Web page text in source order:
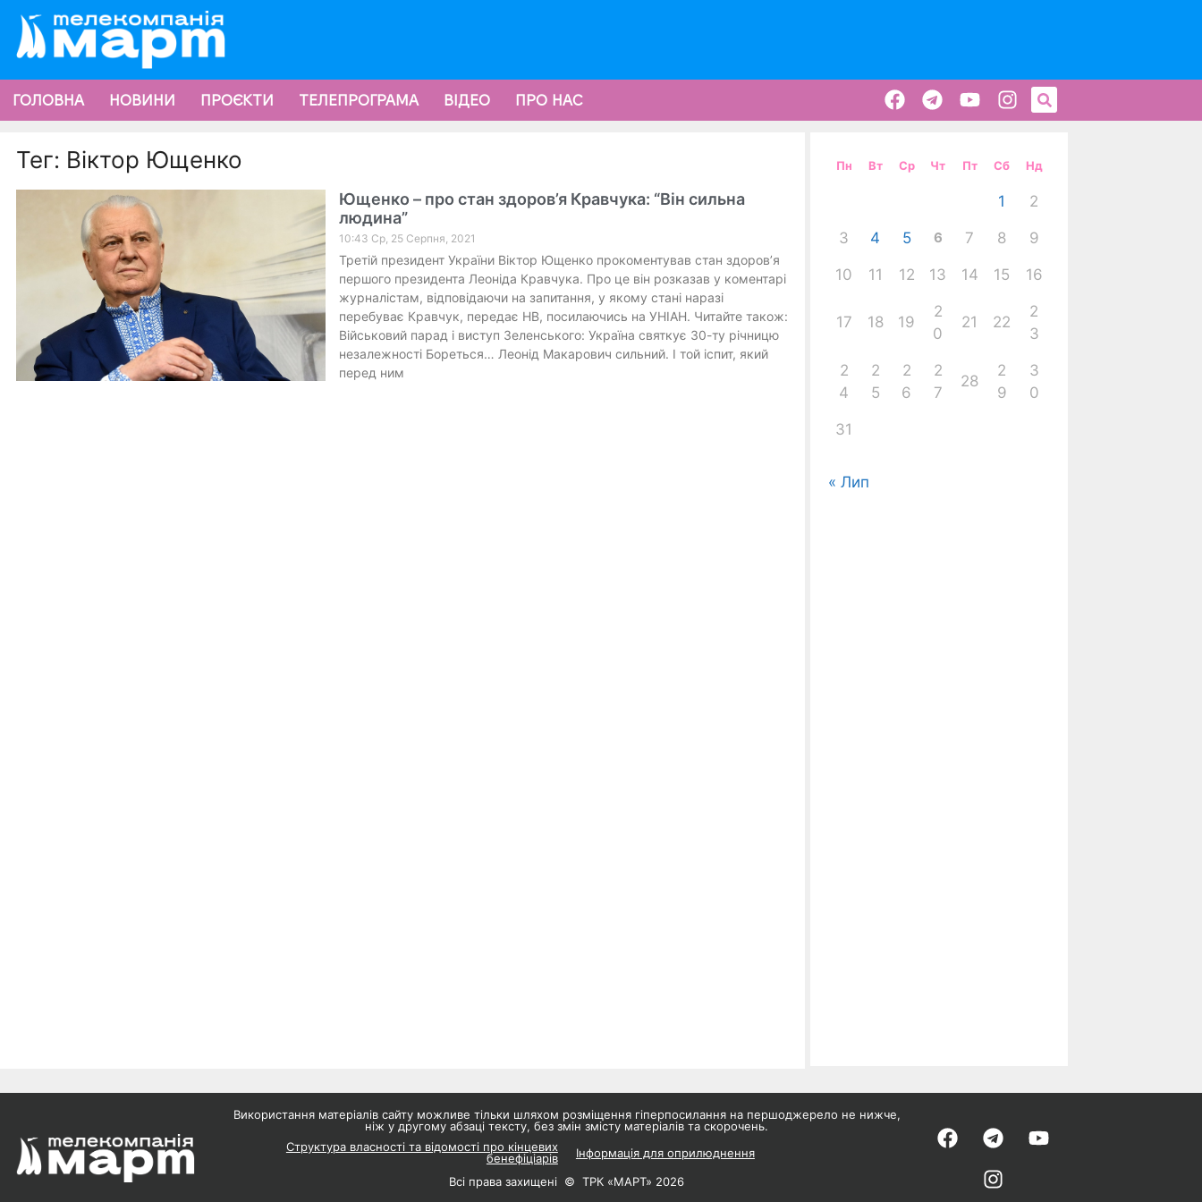
ГОЛОВНА НОВИНИ ПРОЄКТИ ТЕЛЕПРОГРАМА ВІДЕО ПРО НАС
Тег: Віктор Ющенко
Ющенко – про стан здоров’я Кравчука: “Він сильна
людина”
10:43 Ср, 25 Серпня, 2021
Третій президент України Віктор Ющенко прокоментував стан здоров’я
першого президента Леоніда Кравчука. Про це він розказав у коментарі
журналістам, відповідаючи на запитання, у якому стані наразі
перебуває Кравчук, передає НВ, посилаючись на УНІАН. Читайте також:
Військовий парад і виступ Зеленського: Україна святкує 30-ту річницю
незалежності Бореться… Леонід Макарович сильний. І той іспит, який
перед ним
Пн Вт Ср Чт Пт Сб Нд
1 2
3 4 5 6 7 8 9
10 11 12 13 14 15 16
17 18 19
2
0
21 22
2
3
2
4
2
5
2
6
2
7
28
2
9
3
0
31
« Лип
Використання матеріалів сайту можливе тільки шляхом розміщення гіперпосилання на першоджерело не нижче,
ніж у другому абзаці тексту, без змін змісту матеріалів та скорочень.
Структура власності та відомості про кінцевих
бенефіціарів
Інформація для оприлюднення
Всі права захищені © ТРК «МАРТ» 2026